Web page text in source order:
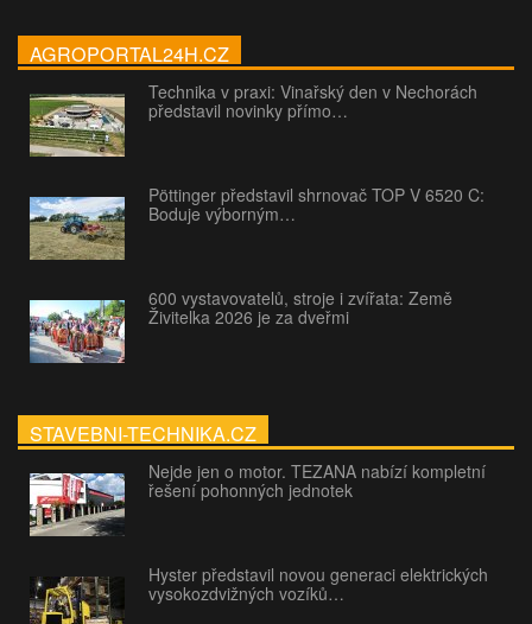
AGROPORTAL24H.CZ
Technika v praxi: Vinařský den v Nechorách
představil novinky přímo…
Pöttinger představil shrnovač TOP V 6520 C:
Boduje výborným…
600 vystavovatelů, stroje i zvířata: Země
Živitelka 2026 je za dveřmi
STAVEBNI-TECHNIKA.CZ
Nejde jen o motor. TEZANA nabízí kompletní
řešení pohonných jednotek
Hyster představil novou generaci elektrických
vysokozdvižných vozíků…